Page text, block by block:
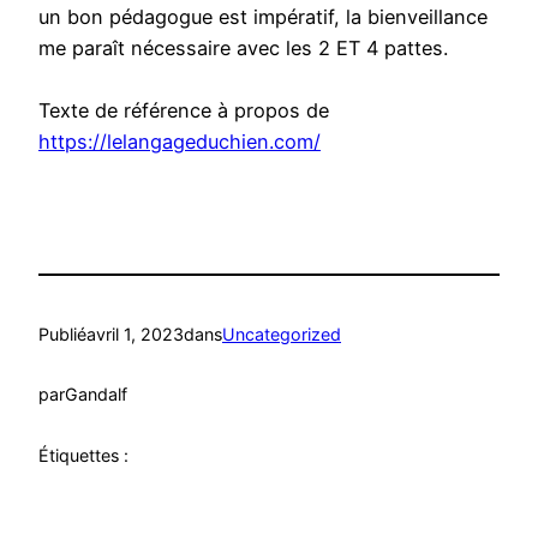
un bon pédagogue est impératif, la bienveillance
me paraît nécessaire avec les 2 ET 4 pattes.
Texte de référence à propos de
https://lelangageduchien.com/
Publiéavril 1, 2023dansUncategorized
parGandalf
Étiquettes :